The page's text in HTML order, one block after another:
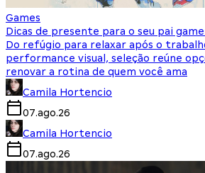
Games
Dicas de presente para o seu pai
Do refúgio para relaxar após o
performance visual, seleção reúne
renovar a rotina de quem você ama
Camila Hortencio
07.ago.26
Camila Hortencio
07.ago.26